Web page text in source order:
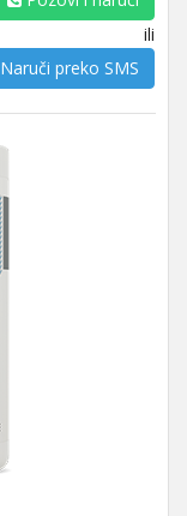
ili
Naruči preko SMS